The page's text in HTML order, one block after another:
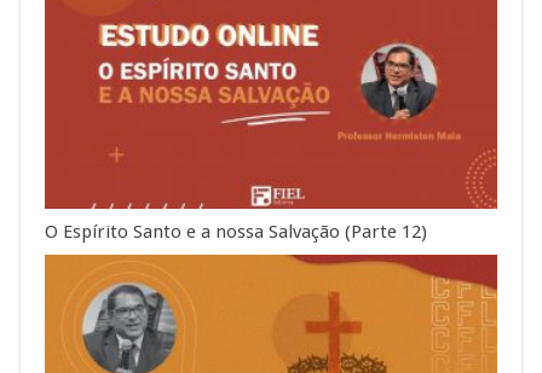
O Espírito Santo e a nossa Salvação (Parte 12)